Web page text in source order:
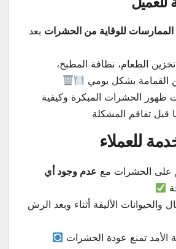
للوقاية من الحشرات بعد
الطعام، نظافة المطبخ،
القمامة بشكل يومي
ظهور الحشرات المبكرة وكيفية
قبل تفاقم المشكلة
للعملاء
على الحشرات مع عدم وجود أي
والحيوانات الأليفة أثناء وبعد الرش
الأمد تمنع عودة الحشرات